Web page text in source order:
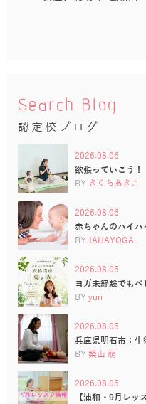
Search Blog
認定校ブログ
2026.08.06
欲張っていこう
BY きくちあきこ
2026.08.06
赤ちゃんのハイ
BY JAHAYOGA
2026.08.05
ヨガ未経験でも
BY yuri
2026.08.05
兵庫県明石市：
BY 築山 萌
2026.08.05
【浦和・9月レ